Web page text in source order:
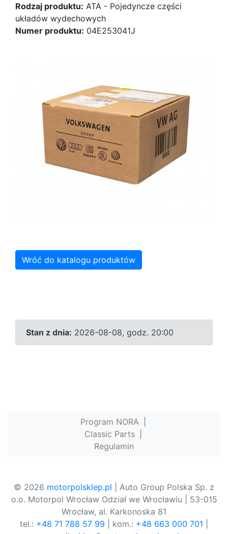
Rodzaj produktu: ATA - Pojedyncze części
układów wydechowych
Numer produktu: 04E253041J
Wróć do katalogu produktów
Stan z dnia: 2026-08-08, godz. 20:00
Program NORA
Classic Parts
Regulamin
© 2026 motorpolsklep.pl | Auto Group Polska Sp. z
o.o. Motorpol Wrocław Odział we Wrocławiu | 53-015
Wrocław, al. Karkonoska 81
tel.: +48 71 788 57 99 | kom.: +48 663 000 701